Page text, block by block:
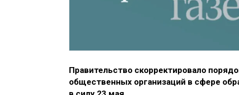
Правительство скорректировало
общественных организаций в сфере